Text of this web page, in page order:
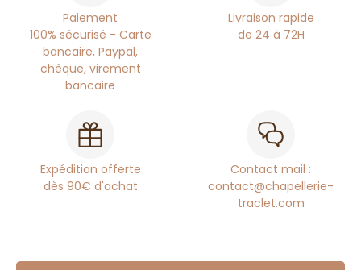
Paiement
100% sécurisé - Carte
bancaire, Paypal,
chèque, virement
bancaire
Livraison rapide
de 24 à 72H
Expédition offerte
dès 90€ d'achat
Contact mail :
contact@chapellerie-
traclet.com